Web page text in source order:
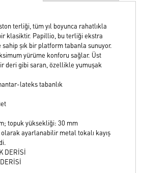
terliği, tüm yıl boyunca rahatlıkla
klasiktir. Papillio, bu terliği ekstra
sahip şık bir platform tabanla sunuyor.
yürüme konforu sağlar. Üst
deri gibi saran, özellikle yumuşak
lateks tabanlık
topuk yüksekliği: 30 mm
ayarlanabilir metal tokalı kayış
DERİSİ